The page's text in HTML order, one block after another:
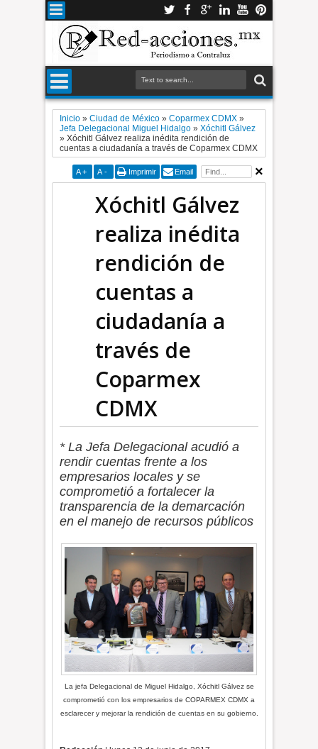
Inicio »Ciudad de México »Coparmex CDMX »
Jefa Delegacional Miguel Hidalgo »Xóchitl Gálvez
»Xóchitl Gálvez realiza inédita rendición de
cuentas a ciudadanía a través de Coparmex CDMX
A + A - Imprimir Email
Xóchitl Gálvez
realiza inédita
rendición de
cuentas a
ciudadanía a
través de
Coparmex
CDMX
* La Jefa Delegacional acudió a
rendir cuentas frente a los
empresarios locales y se
comprometió a fortalecer la
transparencia de la demarcación
en el manejo de recursos públicos
La jefa Delegacional de Miguel Hidalgo, Xóchitl Gálvez se
comprometió con los empresarios de COPARMEX CDMX a
esclarecer y mejorar la rendición de cuentas en su gobierno.